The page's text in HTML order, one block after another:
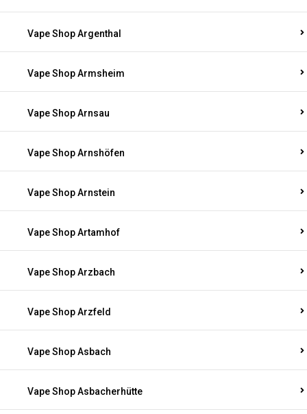
Vape Shop Argenthal
Vape Shop Armsheim
Vape Shop Arnsau
Vape Shop Arnshöfen
Vape Shop Arnstein
Vape Shop Artamhof
Vape Shop Arzbach
Vape Shop Arzfeld
Vape Shop Asbach
Vape Shop Asbacherhütte